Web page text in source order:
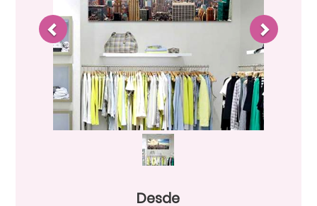
Desde